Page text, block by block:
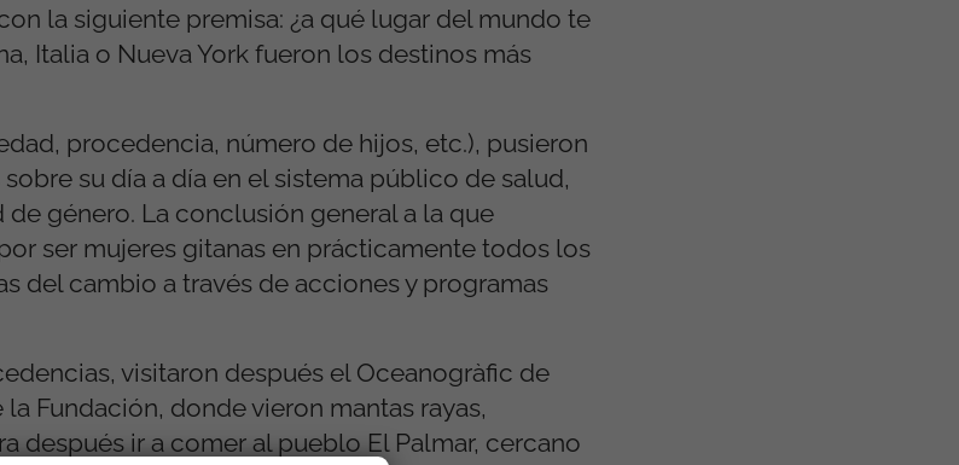
la siguiente premisa: ¿a qué lugar del mundo te
Italia o Nueva York fueron los destinos más
procedencia, número de hijos, etc.), pusieron
su día a día en el sistema público de salud,
género. La conclusión general a la que
ser mujeres gitanas en prácticamente todos los
del cambio a través de acciones y programas
visitaron después el Oceanogràfic de
Fundación, donde vieron mantas rayas,
después ir a comer al pueblo El Palmar, cercano